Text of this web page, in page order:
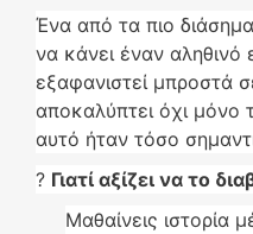
Ένα από τα πιο
να κάνει έναν
εξαφανιστεί μπροστά
αποκαλύπτει όχι μόνο
αυτό ήταν τόσο
? Γιατί αξίζει να το
Μαθαίνεις ιστορία